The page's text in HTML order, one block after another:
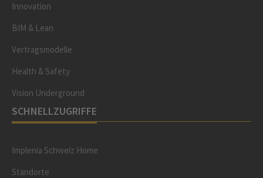
Innovation
BIM & Lean
Vertragsmodelle
Health & Safety
Vision Underground
SCHNELLZUGRIFFE
Implenia Schweiz Home
Standorte